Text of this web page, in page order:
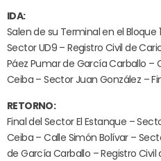
IDA:
Salen de su Terminal en el Bloque
Sector UD9 – Registro Civil de
Páez Pumar de García Carballo –
Ceiba – Sector Juan González –
RETORNO:
Final del Sector El Estanque –
Ceiba – Calle Simón Bolívar –
de García Carballo – Registro